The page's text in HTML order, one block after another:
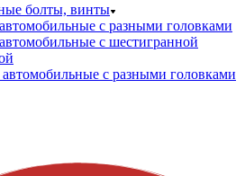
болты, винты
с разными головками
с шестигранной
с разными головками